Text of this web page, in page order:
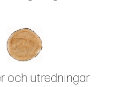
och utredningar